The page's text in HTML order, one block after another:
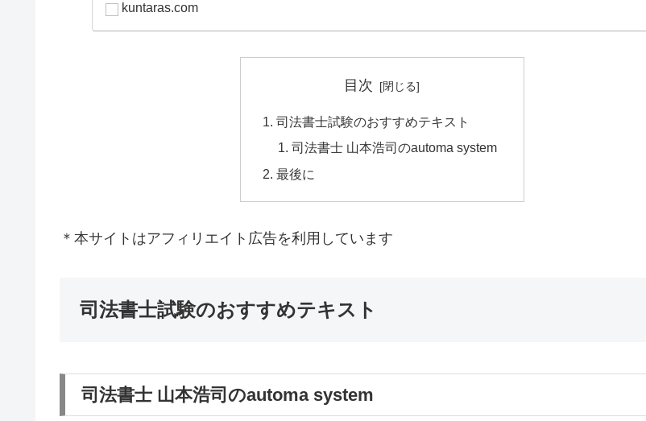
kuntaras.com
目次
司法書士試験のおすすめテキスト
司法書士 山本浩司のautoma system
最後に
＊本サイトはアフィリエイト広告を利用しています
司法書士試験のおすすめテキスト
司法書士 山本浩司のautoma system